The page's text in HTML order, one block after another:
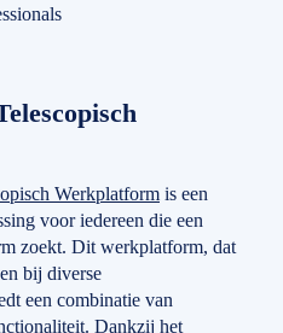
Werkplatform is een
voor iedereen die een
zoekt. Dit werkplatform, dat
bij diverse
een combinatie van
Dankzij het